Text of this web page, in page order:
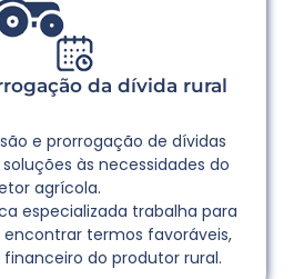
da dívida rural
e prorrogação de dívidas
às necessidades do
agrícola.
especializada trabalha para
termos favoráveis,
do produtor rural.